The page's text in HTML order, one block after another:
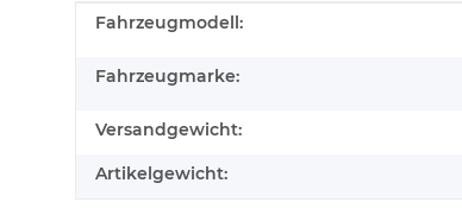
Produkteigenschaft
Wert
Fahrzeugmodell:
Fahrzeugmarke:
Versandgewicht:
Artikelgewicht: